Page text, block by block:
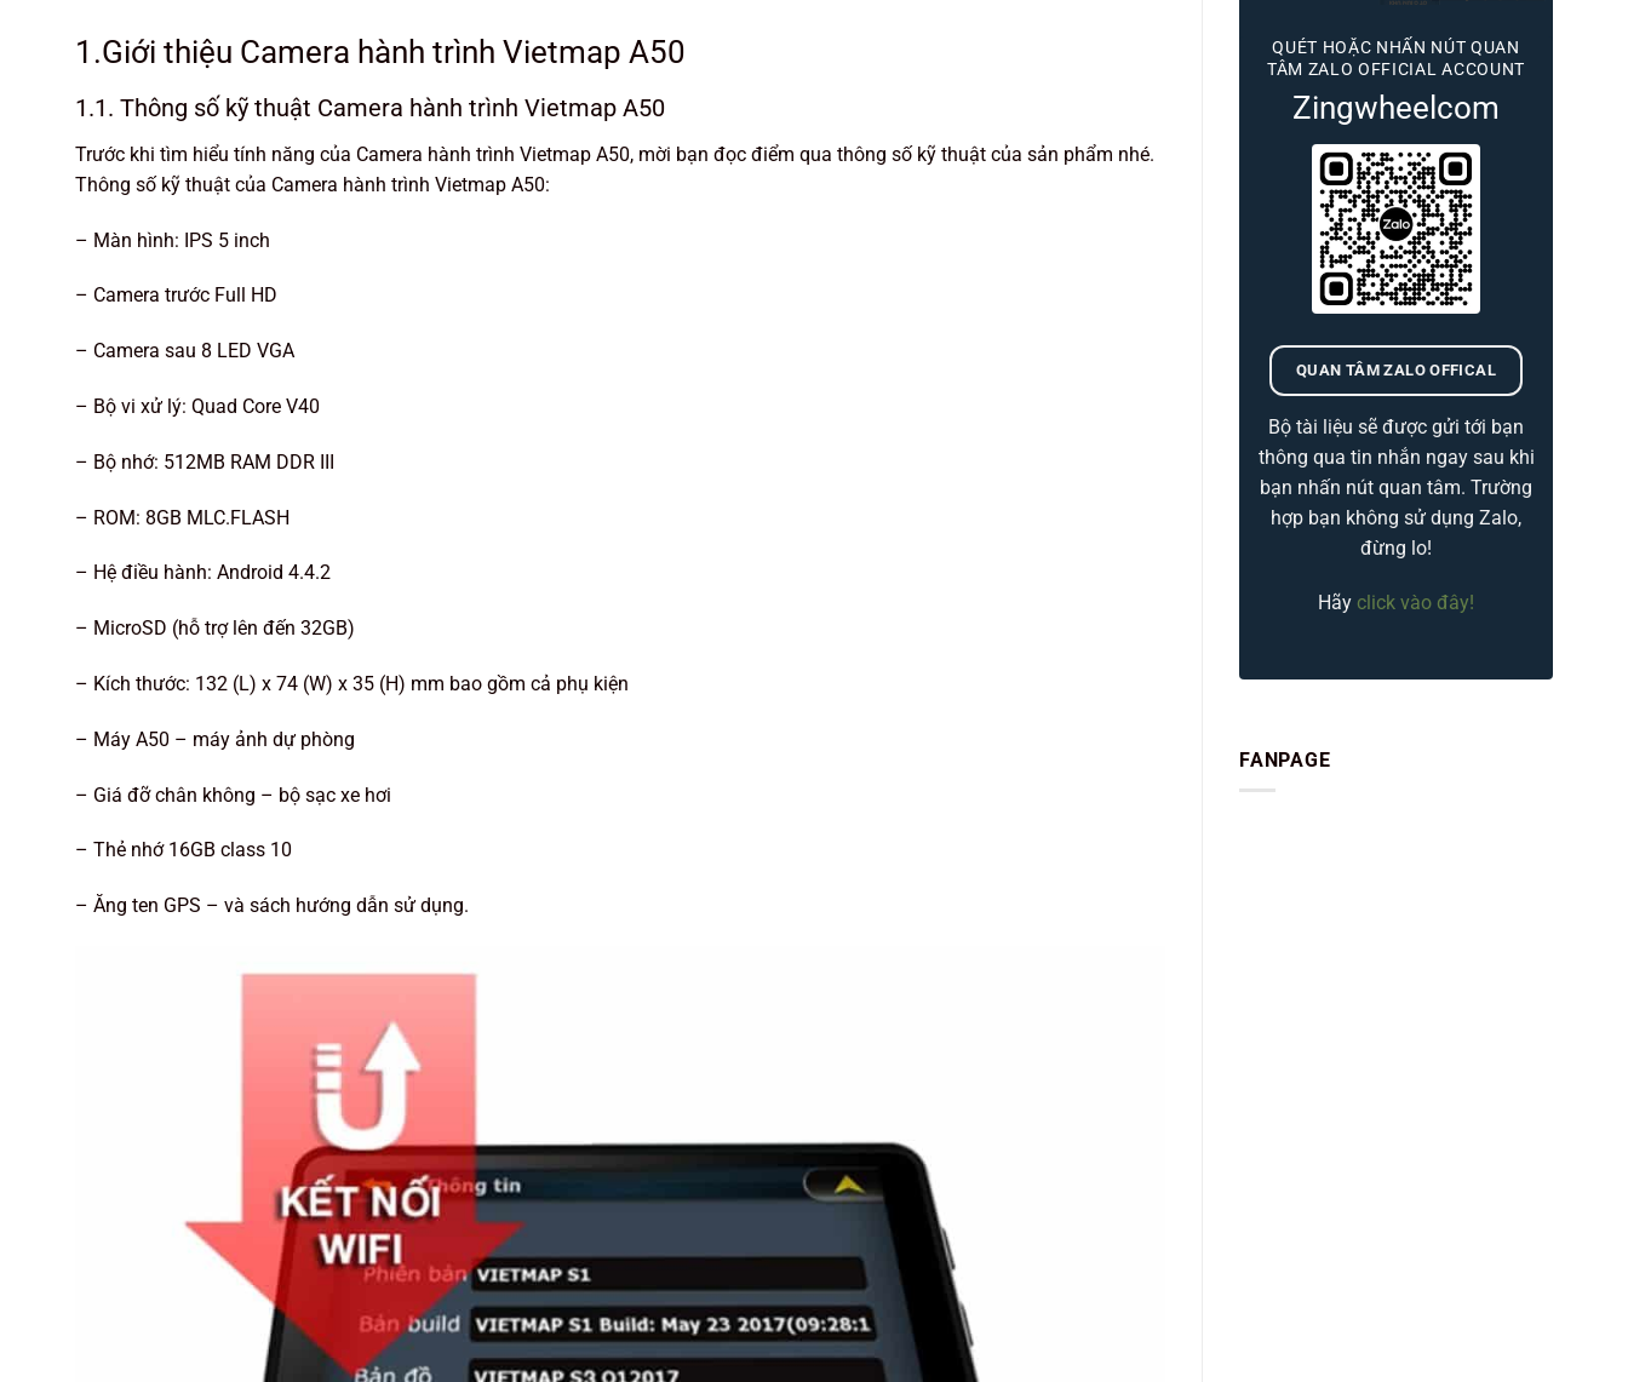
1.Giới thiệu Camera hành trình Vietmap A50
1.1. Thông số kỹ thuật Camera hành trình Vietmap A50
Trước khi tìm hiểu tính năng của Camera hành trình Vietmap A50, mời bạn đọc điểm qua thông số kỹ thuật của sản phẩm nhé.
Thông số kỹ thuật của Camera hành trình Vietmap A50:
– Màn hình: IPS 5 inch
– Camera trước Full HD
– Camera sau 8 LED VGA
– Bộ vi xử lý: Quad Core V40
– Bộ nhớ: 512MB RAM DDR III
– ROM: 8GB MLC.FLASH
– Hệ điều hành: Android 4.4.2
– MicroSD (hỗ trợ lên đến 32GB)
– Kích thước: 132 (L) x 74 (W) x 35 (H) mm bao gồm cả phụ kiện
– Máy A50 – máy ảnh dự phòng
– Giá đỡ chân không – bộ sạc xe hơi
– Thẻ nhớ 16GB class 10
– Ăng ten GPS – và sách hướng dẫn sử dụng.
QUÉT HOẶC NHẤN NÚT QUAN
TÂM ZALO OFFICIAL ACCOUNT
Zingwheelcom
QUAN TÂM ZALO OFFICAL
Bộ tài liệu sẽ được gửi tới bạn
thông qua tin nhắn ngay sau khi
bạn nhấn nút quan tâm. Trường
hợp bạn không sử dụng Zalo,
đừng lo!
Hãy click vào đây!
FANPAGE